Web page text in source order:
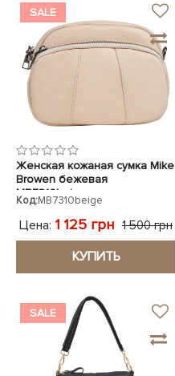
SALE
Женская кожаная сумка Mike
Browen бежевая
MB7310beige
Код:MB7310beige
Цена: 1 125 грн 1 500 грн
КУПИТЬ
SALE